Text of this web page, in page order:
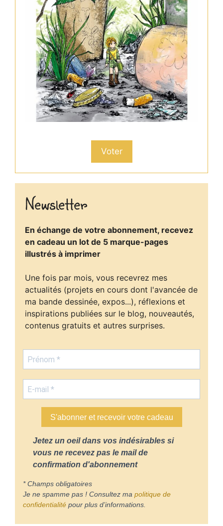
Voter
Newsletter
En échange de votre abonnement, recevez
en cadeau un lot de 5 marque-pages
illustrés à imprimer
Une fois par mois, vous recevrez mes
actualités (projets en cours dont l'avancée de
ma bande dessinée, expos...), réflexions et
inspirations publiées sur le blog, nouveautés,
contenus gratuits et autres surprises.
S'abonner et recevoir votre cadeau
Jetez un oeil dans vos indésirables si
vous ne recevez pas le mail de
confirmation d'abonnement
* Champs obligatoires
Je ne spamme pas ! Consultez ma politique de
confidentialité pour plus d’informations.